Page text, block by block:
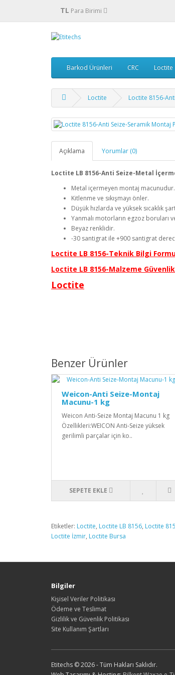
TL Para Birimi
Barkod Ürünleri CRC Loctite
Loctite Loctite 8156-
Açıklama Yorumlar (0)
Loctite LB 8156-Anti Seize-Metal
Metal içermeyen montaj macunudur.
Kitlenme ve sıkışmayı önler.
Düşük hızlarda ve yüksek sıcaklık
Yanmalı motorların egzoz boruları
Beyaz renklidir.
-30 santigrat ile +900 santigrat derece
Loctite LB 8156-Teknik Bilgi
Loctite LB 8156-Malzeme
Loctite
Benzer Ürünler
Weicon-Anti Seize-Montaj
Macunu-1 kg
Weicon Anti-Seize Montaj Macunu 1 kg
Özellikleri:WEICON Anti-Seize yüksek
gerilimli parçalar için ko..
SEPETE EKLE
Etiketler: Loctite, Loctite LB 8156, Loctite
Loctite İzmir, Loctite Bursa
Bilgiler
Kişisel Veriler Politikası
Ödeme ve Teslimat
Gizlilik ve Güvenlik Politikası
Site Kullanım Şartları
Etitechs © 2026 - Tüm Hakları Saklıdır.